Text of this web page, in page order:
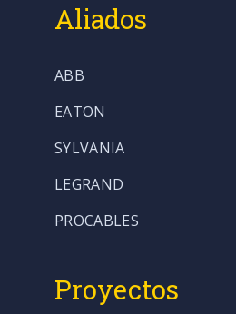
Aliados
ABB
EATON
SYLVANIA
LEGRAND
PROCABLES
Proyectos